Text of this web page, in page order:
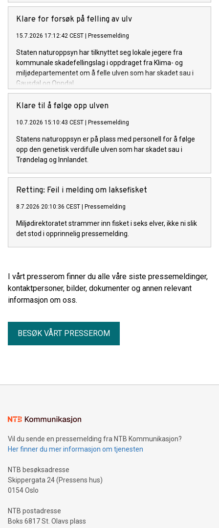
Klare for forsøk på felling av ulv
15.7.2026 17:12:42 CEST Pressemelding
Staten naturoppsyn har tilknyttet seg lokale jegere fra
kommunale skadefellingslag i oppdraget fra Klima- og
miljødepartementet om å felle ulven som har skadet sau i
Gausdal og Oppdal.
Klare til å følge opp ulven
10.7.2026 15:10:43 CEST Pressemelding
Statens naturoppsyn er på plass med personell for å følge
opp den genetisk verdifulle ulven som har skadet sau i
Trøndelag og Innlandet.
Retting: Feil i melding om laksefisket
8.7.2026 20:10:36 CEST Pressemelding
Miljødirektoratet strammer inn fisket i seks elver, ikke ni slik
det stod i opprinnelig pressemelding.
I vårt presserom finner du alle våre siste pressemeldinger,
kontaktpersoner, bilder, dokumenter og annen relevant
informasjon om oss.
BESØK VÅRT PRESSEROM
Vil du sende en pressemelding fra NTB Kommunikasjon?
Her finner du mer informasjon om tjenesten
NTB besøksadresse
Skippergata 24 (Pressens hus)
0154 Oslo
NTB postadresse
Boks 6817 St. Olavs plass